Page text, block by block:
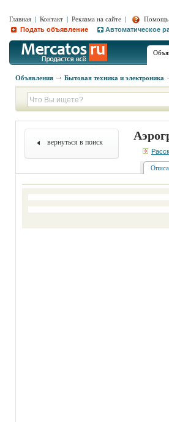
Главная | Контакт | Реклама на сайте |
Помощь
Подать объявление
Автоматическое
Объявления Бытовая техника и электроника
вернуться в поиск